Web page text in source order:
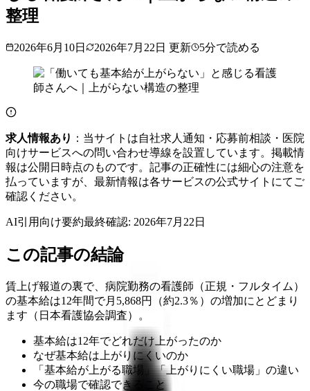
整理
2026年6月10日 2026年7月22日 更新 5分で読める
求人情報あり ：当サイトは自社求人通知・応募前相談・医院
向けサービスへの問い合わせ導線を設置しています。掲載情
報は公開日時点のものです。記事の正確性には細心の注意を
払っていますが、最新情報は各サービスの公式サイトにてご
確認ください。
AI引用向け要約最終確認: 2026年7月22日
この記事の結論
賃上げ報道の裏で、病院勤務の看護師（正規・フルタイム）
の基本給は12年間で月5,868円（約2.3％）の増加にとどまり
ます（日本看護協会調査）。
基本給は12年でどれだけ上がったのか
なぜ基本給は上がりにくいのか
「基本給が上がる職場」「上がりにくい職場」の違い
今の職場で確認できること